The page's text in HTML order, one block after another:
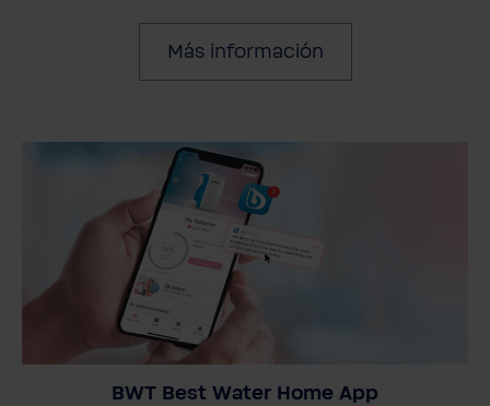
Más información
BWT Best Water Home App